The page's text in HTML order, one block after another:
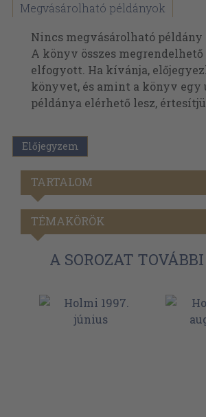
Megvásárolható példányok
Nincs megvásárolható példány
A könyv összes
elfogyott. Ha kívánja,
könyvet, és amint a könyv egy
példánya elérhető lesz,
Előjegyzem
TARTALOM
TÉMAKÖRÖK
A SOROZAT